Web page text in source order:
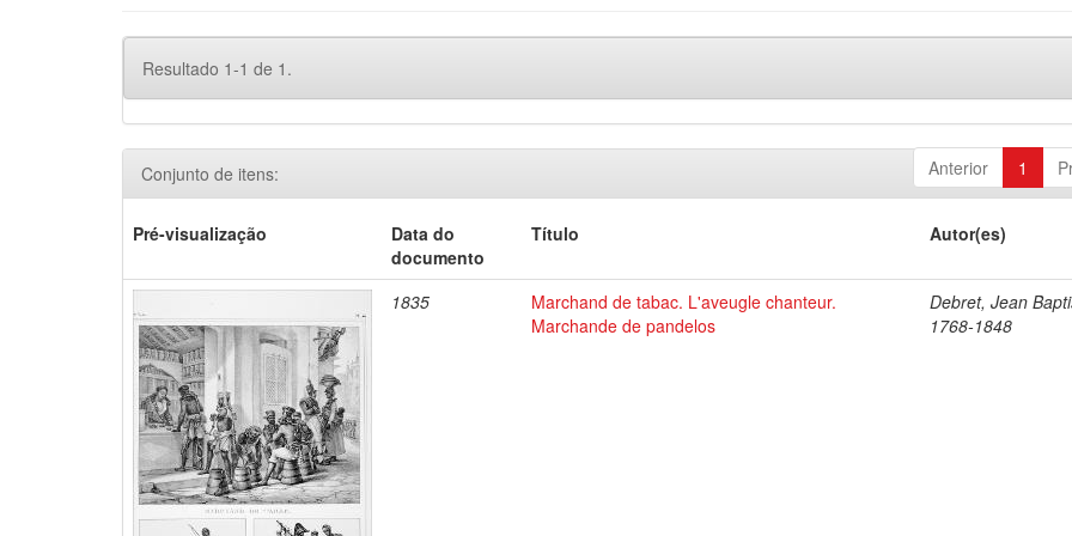
Resultado 1-1 de 1.
Anterior 1
Conjunto de itens:
Pré-visualização
Data do
documento
Título Autor(es)
1835
Marchand de tabac. L'aveugle chanteur.
Marchande de pandelos
Debret, Jean
1768-1848